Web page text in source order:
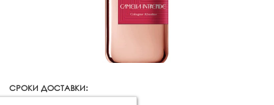
СРОКИ ДОСТАВКИ: